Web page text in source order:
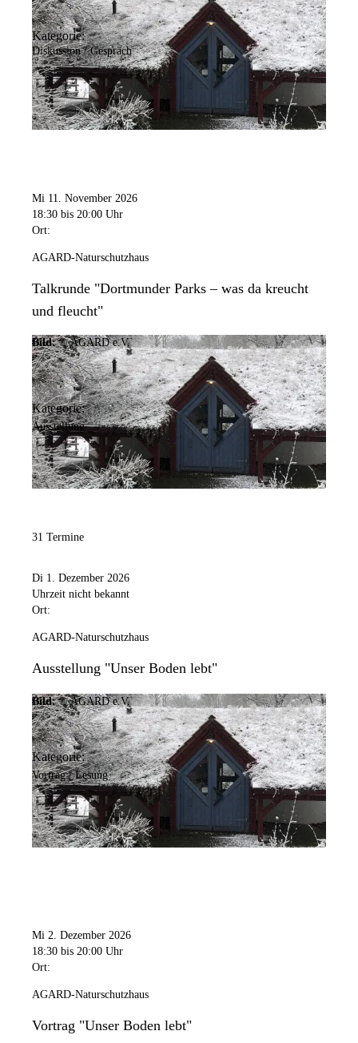
Kategorie:
Diskussion / Gespräch
Mi 11. November 2026
18:30 bis 20:00 Uhr
Ort:
AGARD-Naturschutzhaus
Talkrunde "Dortmunder Parks – was da kreucht
und fleucht"
Bild: © AGARD e.V.
Kategorie:
Ausstellung
31 Termine
Di 1. Dezember 2026
Uhrzeit nicht bekannt
Ort:
AGARD-Naturschutzhaus
Ausstellung "Unser Boden lebt"
Bild: © AGARD e.V.
Kategorie:
Vortrag / Lesung
Mi 2. Dezember 2026
18:30 bis 20:00 Uhr
Ort:
AGARD-Naturschutzhaus
Vortrag "Unser Boden lebt"